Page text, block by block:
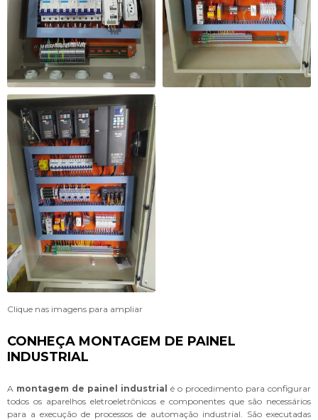
Clique nas imagens para ampliar
CONHEÇA MONTAGEM DE PAINEL
INDUSTRIAL
A montagem de painel industrial é o procedimento para configurar
todos os aparelhos eletroeletrônicos e componentes que são necessários
para a execução de processos de automação industrial. São executadas